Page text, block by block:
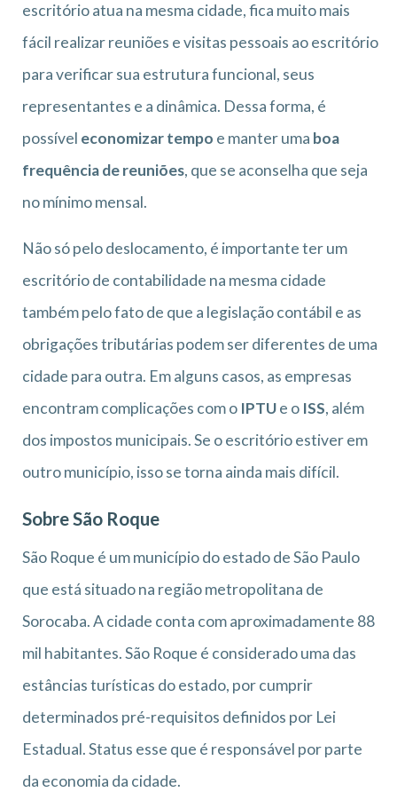
escritório atua na mesma cidade, fica muito mais
fácil realizar reuniões e visitas pessoais ao escritório
para verificar sua estrutura funcional, seus
representantes e a dinâmica. Dessa forma, é
possível economizar tempo e manter uma boa
frequência de reuniões, que se aconselha que seja
no mínimo mensal.
Não só pelo deslocamento, é importante ter um
escritório de contabilidade na mesma cidade
também pelo fato de que a legislação contábil e as
obrigações tributárias podem ser diferentes de uma
cidade para outra. Em alguns casos, as empresas
encontram complicações com o IPTUe o ISS, além
dos impostos municipais. Se o escritório estiver em
outro município, isso se torna ainda mais difícil.
Sobre São Roque
São Roque é um município do estado de São Paulo
que está situado na região metropolitana de
Sorocaba. A cidade conta com aproximadamente 88
mil habitantes. São Roque é considerado uma das
estâncias turísticas do estado, por cumprir
determinados pré-requisitos definidos por Lei
Estadual. Status esse que é responsável por parte
da economia da cidade.